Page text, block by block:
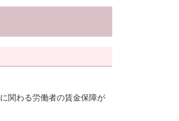
関わる労働者の賃金保障が